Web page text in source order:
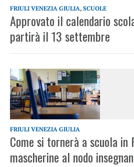
FRIULI VENEZIA GIULIA, SCUOLE
Approvato il calendario
partirà il 13 settembre
FRIULI VENEZIA GIULIA
Come si tornerà a scuola in
mascherine al nodo